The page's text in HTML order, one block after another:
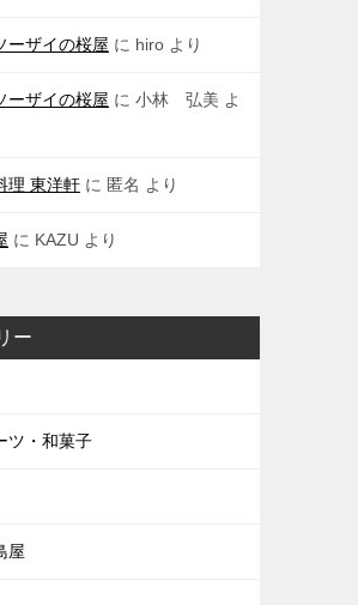
ーザイの桜屋 に hiro より
ーザイの桜屋 に 小林 弘美 よ
理 東洋軒 に 匿名 より
に KAZU より
ー
ツ・和菓子
屋